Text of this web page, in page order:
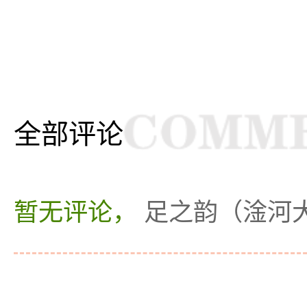
全部评论
暂无评论， 足之韵（淦河